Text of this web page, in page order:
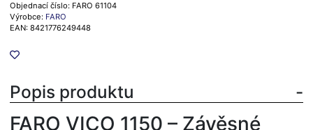
Objednací číslo: FARO 61104
Výrobce: FARO
EAN: 8421776249448
Popis produktu
FARO VICO 1150 – Závěsné